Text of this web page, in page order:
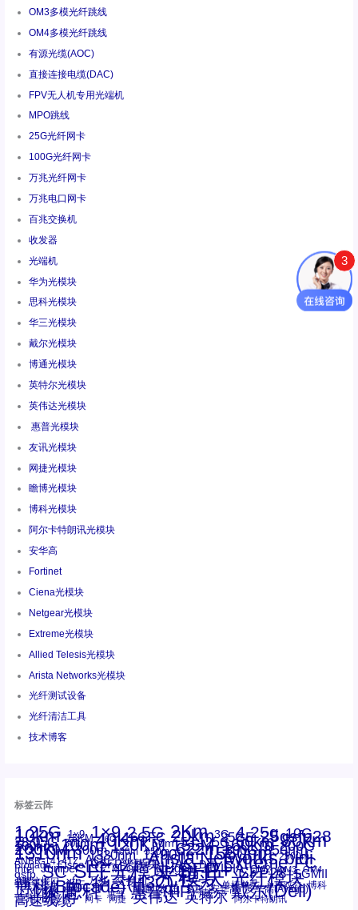
OM3多模光纤跳线
OM4多模光纤跳线
有源光缆(AOC)
直接连接电缆(DAC)
FPV无人机专用光端机
MPO跳线
25G光纤网卡
100G光纤网卡
万兆光纤网卡
万兆电口网卡
百兆交换机
收发器
光端机
华为光模块
思科光模块
华三光模块
戴尔光模块
博通光模块
英特尔光模块
英伟达光模块
惠普光模块
友讯光模块
网捷光模块
瞻博光模块
博科光模块
阿尔卡特朗讯光模块
安华高
Fortinet
Ciena光模块
Netgear光模块
Extreme光模块
Allied Telesis光模块
Arista Networks光模块
光纤测试设备
光纤清洁工具
技术博客
标签云阵
1.25G 1x9 1×9 2.5G 2Km 3G 4.25g 10G
10km 15KM 16G 16GFC 20km 25GE 25gsfp28
28.05G 30km 40Km 50m 53.125G 60km 80km
100km 100m 120KM 155M 160km 200G
200KM 300m 400m 550m 622m 800G 850nm
1310nm 1330nm 1490nm 1550nm 2500m
ANBR-1414TZ AOC Arista Arista Networks bidi
Brocade Cisco CSFP光模块 DAC Dell Extreme FC
Intel Juniper LC MPO-LC Netgear NVIDIA OM2 OM3 OM4
qsfp SC SFF光模块 SFP+ SFP28 SGMII
st螺纹接口 xfp 万兆 交换机 光模块 光纤模块
千兆光模块 华三 华三(H3C) 华为 单模单芯 单模双芯 博科
博科(Brocade) 博通 友讯 多模 安华高 安华高(Avago)
工业级 思科 惠普 惠普(HP) 戴尔 戴尔(Dell)
百兆 瞻博 网卡 网捷 英伟达 英特尔 阿尔卡特朗讯
高速线缆
3